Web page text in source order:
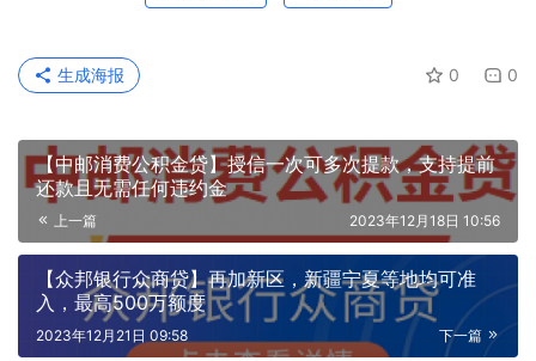
0 0
生成海报
【中邮消费公积金贷】授信一次可多次提款，支持提前
还款且无需任何违约金
上一篇 2023年12月18日 10:56
【众邦银行众商贷】再加新区，新疆宁夏等地均可准
入，最高500万额度
下一篇
2023年12月21日 09:58